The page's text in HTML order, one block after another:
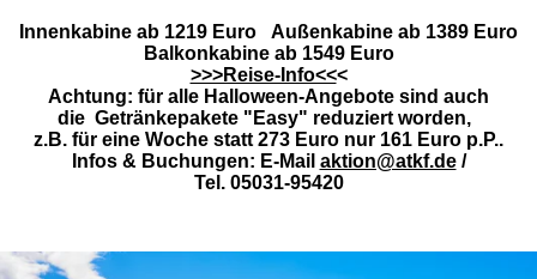
Innenkabine ab 1219 Euro Außenkabine ab 1389 Euro
Balkonkabine ab 1549 Euro
>>>Reise-Info<<<
Achtung: für alle Halloween-Angebote sind auch
die Getränkepakete "Easy" reduziert worden,
z.B. für eine Woche statt 273 Euro nur 161 Euro p.P..
Infos & Buchungen: E-Mail aktion@atkf.de /
Tel. 05031-95420